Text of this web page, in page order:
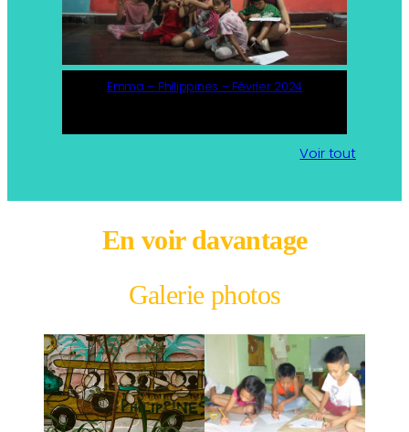
Emma – Philippines – Février 2024
Voir tout
En voir davantage
Galerie photos